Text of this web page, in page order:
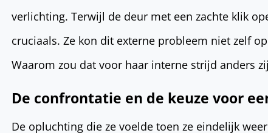
verlichting. Terwijl de deur met een zachte klik
cruciaals. Ze kon dit externe probleem niet zelf
Waarom zou dat voor haar interne strijd anders
De confrontatie en de keuze voor
De opluchting die ze voelde toen ze eindelijk